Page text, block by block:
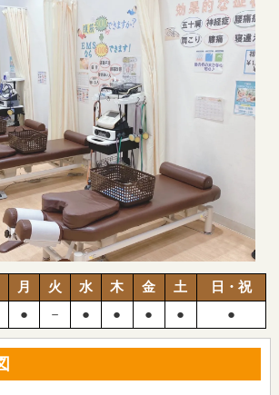
月 火 水 木 金 土
日・祝
● － ● ● ● ● ●